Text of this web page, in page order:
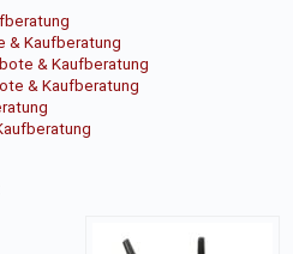
& Kaufberatung
& Kaufberatung
& Kaufberatung